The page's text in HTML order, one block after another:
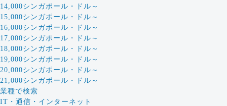
14,000シンガポール・ドル～
15,000シンガポール・ドル～
16,000シンガポール・ドル～
17,000シンガポール・ドル～
18,000シンガポール・ドル～
19,000シンガポール・ドル～
20,000シンガポール・ドル～
21,000シンガポール・ドル～
業種で検索
IT・通信・インターネット